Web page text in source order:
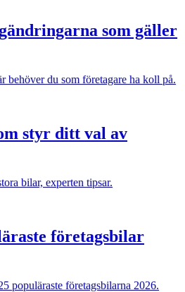
som gäller
behöver du som företagare ha koll på.
styr ditt val av
bilar, experten tipsar.
företagsbilar
populäraste företagsbilarna 2026.